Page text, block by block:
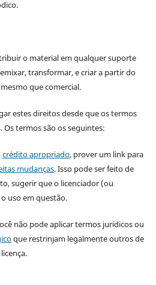
o material em qualquer suporte
transformar, e criar a partir do
que comercial.
estes direitos desde que os termos
Os termos são os seguintes:
crédito apropriado, prover um link para
mudanças. Isso pode ser feito de
sugerir que o licenciador (ou
uso em questão.
não pode aplicar termos jurídicos ou
que restrinjam legalmente outros de